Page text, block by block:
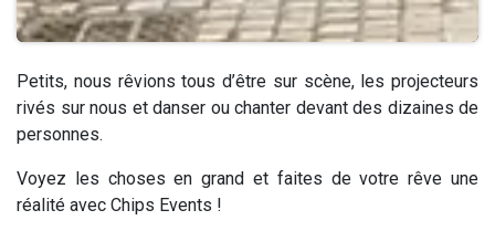
Petits, nous rêvions tous d’être sur scène, les projecteurs
rivés sur nous et danser ou chanter devant des dizaines de
personnes.
Voyez les choses en grand et faites de votre rêve une
réalité avec Chips Events !